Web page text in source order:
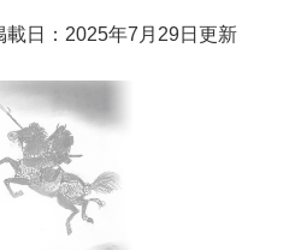
載日：2025年7月29日更新